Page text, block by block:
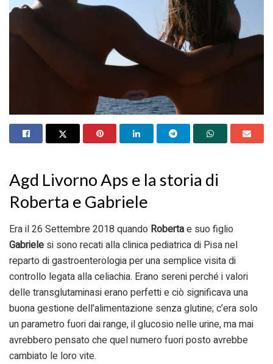
Agd Livorno Aps e la storia di
Roberta e Gabriele
Era il 26 Settembre 2018 quando Robertae suo figlio
Gabriele si sono recati alla clinica pediatrica di Pisa nel
reparto di gastroenterologia per una semplice visita di
controllo legata alla celiachia. Erano sereni perché i valori
delle transglutaminasi erano perfetti e ciò significava una
buona gestione dell’alimentazione senza glutine; c’era solo
un parametro fuori dai range, il glucosio nelle urine, ma mai
avrebbero pensato che quel numero fuori posto avrebbe
cambiato le loro vite.